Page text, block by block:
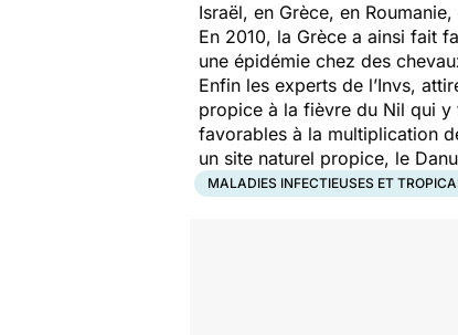
Israël, en Grèce, en
En 2010, la Grèce a ainsi fait
une épidémie chez des
Enfin les experts de l’Invs,
propice à la fièvre du Nil qui y
favorables à la multiplication
un site naturel propice, le
MALADIES INFECTIEUSES ET